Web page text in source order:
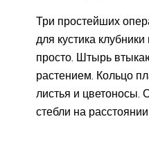
Три простейших
для кустика
просто. Штырь
растением. Кольцо
листья и цветоносы.
стебли на